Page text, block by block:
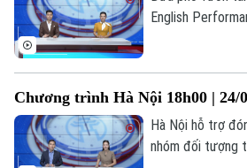
English
bản tin hôm nay.
Chương trình Hà Nội 18h00 | 24/
Hà Nội hỗ trợ
nhóm đối tượng